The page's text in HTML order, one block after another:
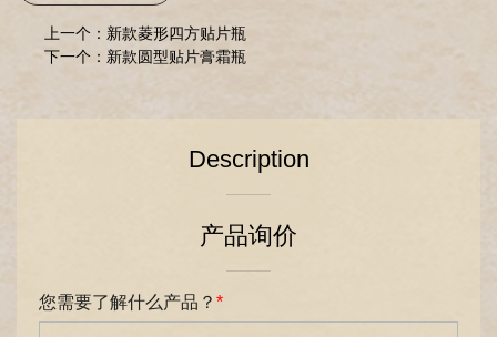
上一个：新款菱形四方贴片瓶
下一个：新款圆型贴片膏霜瓶
Description
产品询价
您需要了解什么产品？ *